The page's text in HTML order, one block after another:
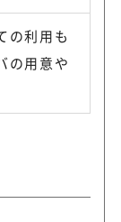
の利用も
の用意や